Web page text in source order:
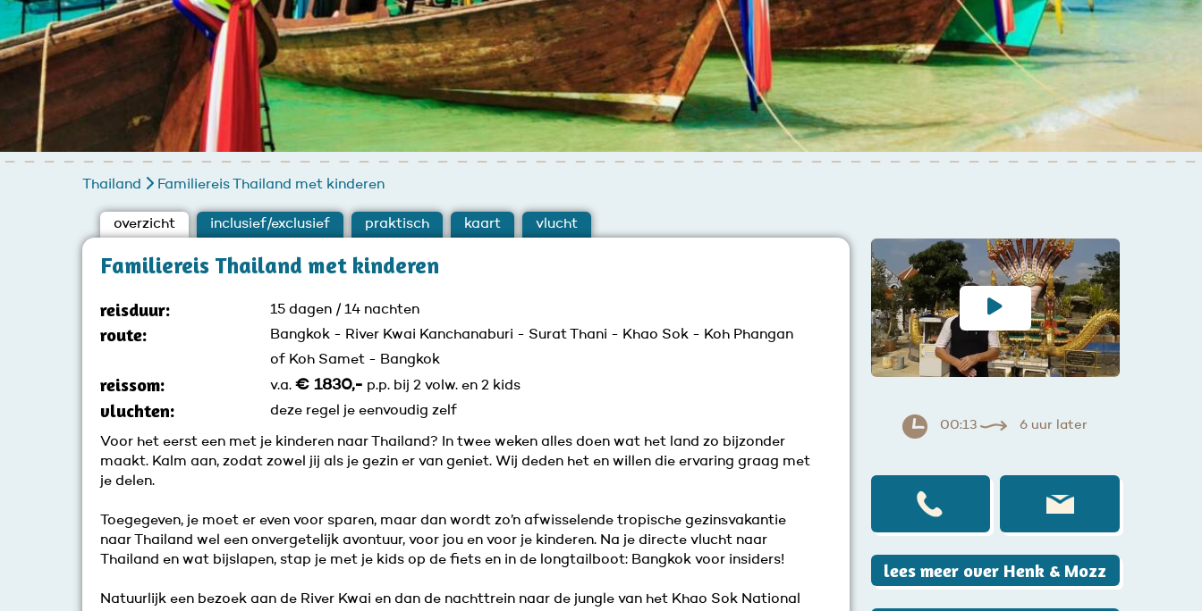
Thailand Familiereis Thailand met kinderen
overzicht inclusief/exclusief praktisch kaart vlucht
Familiereis Thailand met kinderen
reisduur: 15 dagen / 14 nachten
route:
Bangkok - River Kwai Kanchanaburi - Surat Thani - Khao Sok - Koh Phangan
of Koh Samet - Bangkok
reissom: v.a. € 1830,- p.p. bij 2 volw. en 2 kids
vluchten: deze regel je eenvoudig zelf
Voor het eerst een met je kinderen naar Thailand? In twee weken alles doen wat het land zo bijzonder
maakt. Kalm aan, zodat zowel jij als je gezin er van geniet. Wij deden het en willen die ervaring graag met
je delen.
Toegegeven, je moet er even voor sparen, maar dan wordt zo’n afwisselende tropische gezinsvakantie
naar Thailand wel een onvergetelijk avontuur, voor jou en voor je kinderen. Na je directe vlucht naar
Thailand en wat bijslapen, stap je met je kids op de fiets en in de longtailboot: Bangkok voor insiders!
Natuurlijk een bezoek aan de River Kwai en dan de nachttrein naar de jungle van het Khao Sok National
00:13 6 uur later
lees meer over Henk & Mozz